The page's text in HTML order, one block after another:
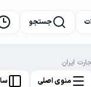
جستجو
ایران
منوی اصلی